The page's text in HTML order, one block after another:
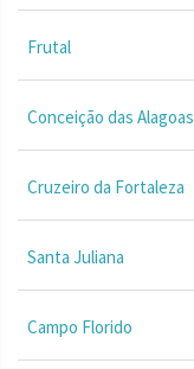
Frutal
Conceição das Alagoas
Cruzeiro da Fortaleza
Santa Juliana
Campo Florido